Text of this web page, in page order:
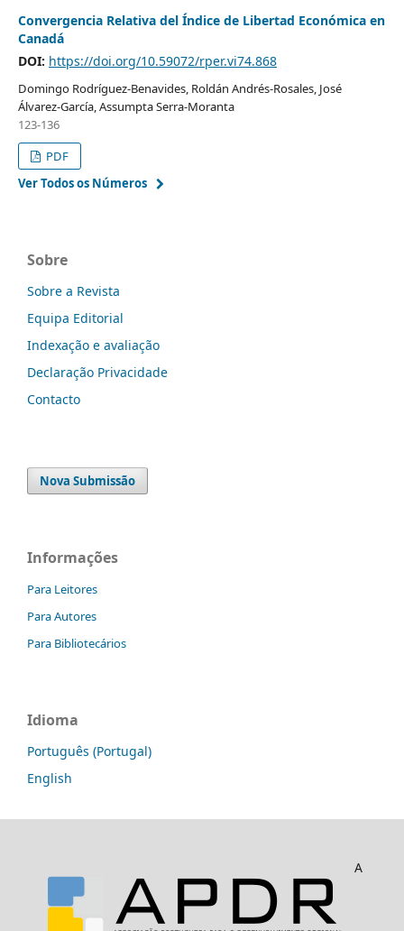
Convergencia Relativa del Índice de Libertad Económica en
Canadá
DOI: https://doi.org/10.59072/rper.vi74.868
Domingo Rodríguez-Benavides, Roldán Andrés-Rosales, José
Álvarez-García, Assumpta Serra-Moranta
123-136
PDF
Ver Todos os Números
Sobre
Sobre a Revista
Equipa Editorial
Indexação e avaliação
Declaração Privacidade
Contacto
Nova Submissão
Informações
Para Leitores
Para Autores
Para Bibliotecários
Idioma
Português (Portugal)
English
A